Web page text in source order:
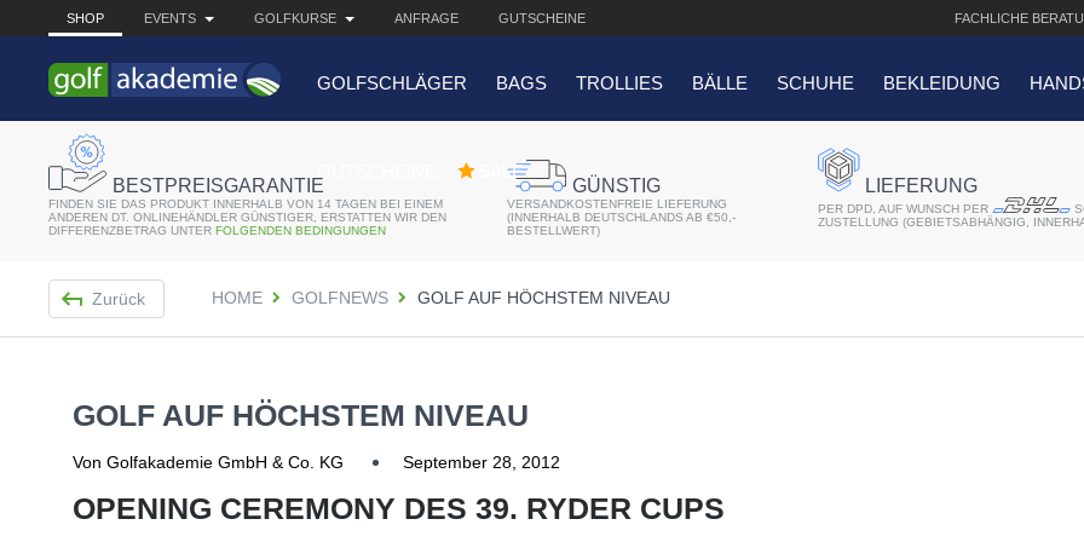
SHOP EVENTS GOLFKURSE ANFRAGE GUTSCHEINE FACHLICHE
GOLFSCHLÄGER BAGS TROLLIES BÄLLE SCHUHE BEKLEIDUNG
SALE
Bridgestone JGR Driver 2018
BESTPREISGARANTIE
FINDEN SIE DAS PRODUKT INNERHALB VON 14 TAGEN BEI EINEM
ANDEREN DT. ONLINEHÄNDLER GÜNSTIGER, ERSTATTEN WIR DEN
DIFFERENZBETRAG UNTER FOLGENDEN BEDINGUNGEN
GÜNSTIG
VERSANDKOSTENFREIE LIEFERUNG
(INNERHALB DEUTSCHLANDS AB €50,-
BESTELLWERT)
LIEFERUNG
PER DPD, AUF WUNSCH PER
ZUSTELLUNG (GEBIETSABHÄNGIG,
Zurück HOME GOLFNEWS GOLF AUF HÖCHSTEM NIVEAU
GOLF AUF HÖCHSTEM NIVEAU
Von Golfakademie GmbH & Co. KG September 28, 2012
OPENING CEREMONY DES 39. RYDER CUPS